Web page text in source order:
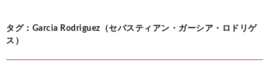
タグ：Garcia Rodriguez（セバスティアン・ガーシア・ロドリゲ
ス）